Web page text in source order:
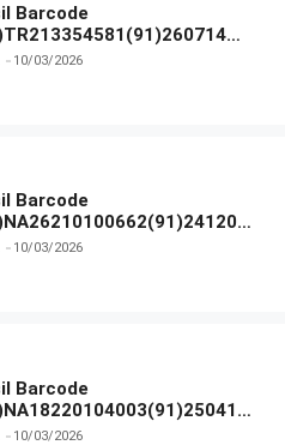
Barcode
BPOM
10/03/2026
Barcode
BPOM
10/03/2026
Barcode
BPOM
10/03/2026